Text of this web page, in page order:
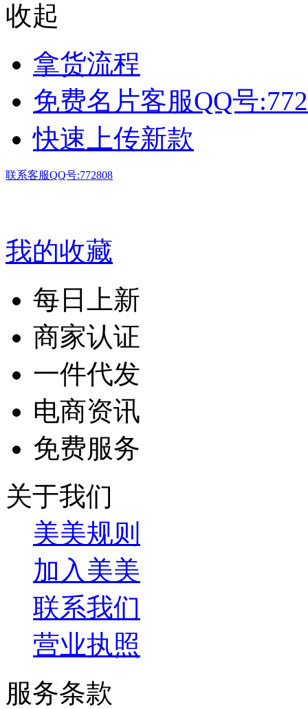
收起
拿货流程
免费名片客服QQ号
快速上传新款
联系客服QQ号:772808
我的收藏
每日上新
商家认证
一件代发
电商资讯
免费服务
关于我们
美美规则
加入美美
联系我们
营业执照
服务条款